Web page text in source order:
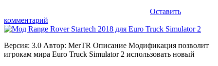
Оставить
комментарий
Версия: 3.0 Автор: MerTR Описание Модификация позволит
игрокам мира Euro Truck Simulator 2 использовать новый